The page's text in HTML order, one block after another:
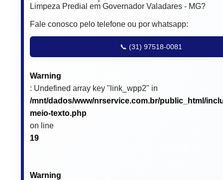
Limpeza Predial em Governador Valadares - MG?
Fale conosco pelo telefone ou por whatsapp:
📞 (31) 97518-0081
Warning
: Undefined array key "link_wpp2" in
/mnt/dados/www/nrservice.com.br/public_html/
meio-texto.php
on line
19
Warning